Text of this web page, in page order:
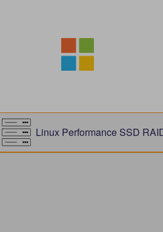
Linux Performance SSD